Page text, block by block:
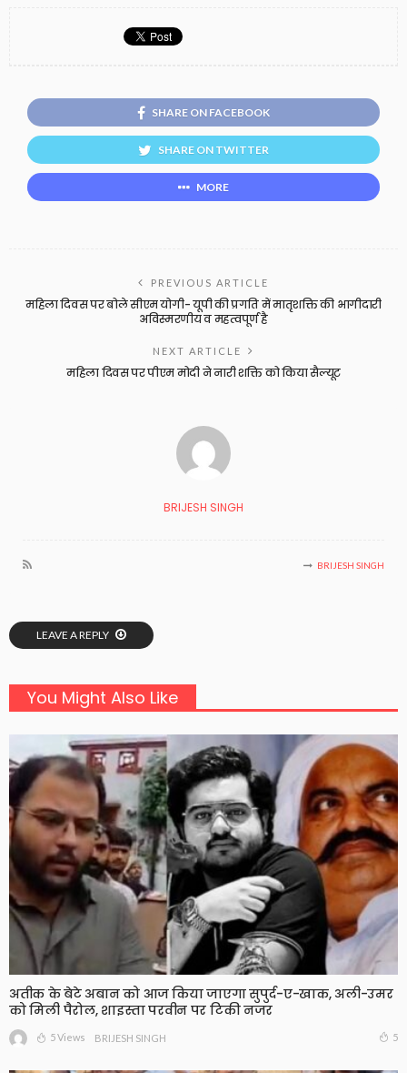
SHARE ON FACEBOOK
SHARE ON TWITTER
MORE
PREVIOUS ARTICLE
महिला दिवस पर बोले सीएम योगी- यूपी की प्रगति में मातृशक्ति की भागीदारी
अविस्मरणीय व महत्वपूर्ण है
NEXT ARTICLE
महिला दिवस पर पीएम मोदी ने नारी शक्ति को किया सैल्यूट
BRIJESH SINGH
BRIJESH SINGH
LEAVE A REPLY
You Might Also Like
अतीक के बेटे अबान को आज किया जाएगा सुपुर्द-ए-खाक, अली-उमर
को मिली पैरोल, शाइस्ता परवीन पर टिकी नजर
5 Views BRIJESH SINGH 5